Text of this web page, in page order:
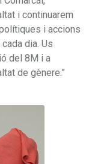
i continuarem
i accions
dia. Us
del 8M i a
de gènere.”